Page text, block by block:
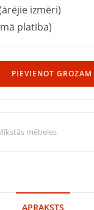
izmēri)
platība)
PIEVIENOT GROZAM
mēbeles
APRAKSTS